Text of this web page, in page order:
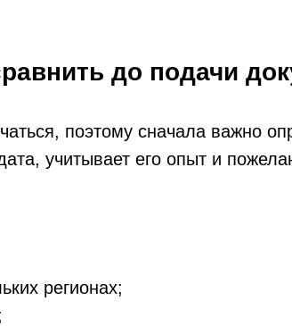
до подачи
поэтому сначала важно
учитывает его опыт и
регионах;